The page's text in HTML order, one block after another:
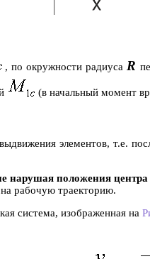
, по окружности радиусаR
(в начальный момент
элементов, т.е.
нарушая положения центра
рабочую траекторию.
система, изображенная на